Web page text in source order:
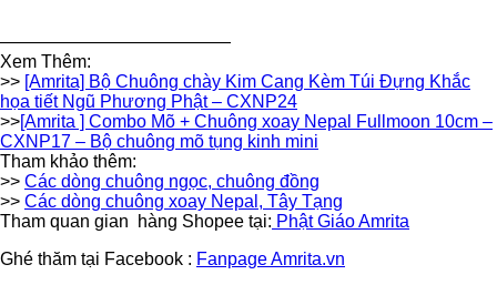
—————————————
Xem Thêm:
>> [Amrita] Bộ Chuông chày Kim Cang Kèm Túi Đựng Khắc
họa tiết Ngũ Phương Phật – CXNP24
>>[Amrita ] Combo Mõ + Chuông xoay Nepal Fullmoon 10cm –
CXNP17 – Bộ chuông mõ tụng kinh mini
Tham khảo thêm:
>> Các dòng chuông ngọc, chuông đồng
>> Các dòng chuông xoay Nepal, Tây Tạng
Tham quan gian hàng Shopee tại: Phật Giáo Amrita
Ghé thăm tại Facebook : Fanpage Amrita.vn